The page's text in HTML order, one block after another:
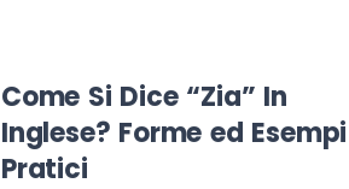
Come Si Dice “Zia” In
Inglese? Forme ed Esempi
Pratici